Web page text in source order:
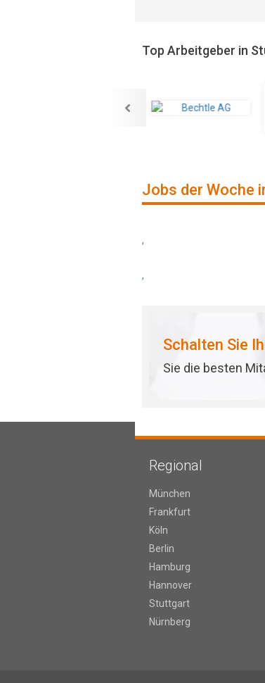
Top Arbeitgeber in
Jobs der Woche
,
,
Schalten Sie
Sie die besten
Regional
München
Frankfurt
Köln
Berlin
Hamburg
Hannover
Stuttgart
Nürnberg